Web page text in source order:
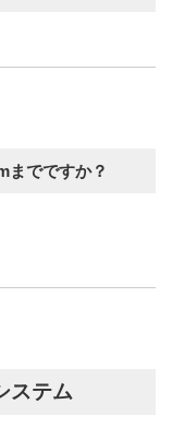
までですか？
ステム